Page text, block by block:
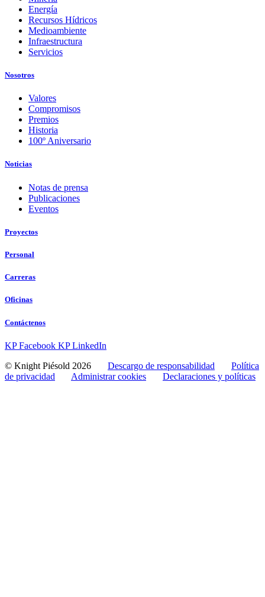
Energía
Recursos Hídricos
Medioambiente
Infraestructura
Servicios
Nosotros
Valores
Compromisos
Premios
Historia
100º Aniversario
Noticias
Notas de prensa
Publicaciones
Eventos
Proyectos
Personal
Carreras
Oficinas
Contáctenos
KP Facebook KP LinkedIn
© Knight Piésold 2026 Descargo de responsabilidad
Política
de privacidad
Administrar cookies Declaraciones y políticas